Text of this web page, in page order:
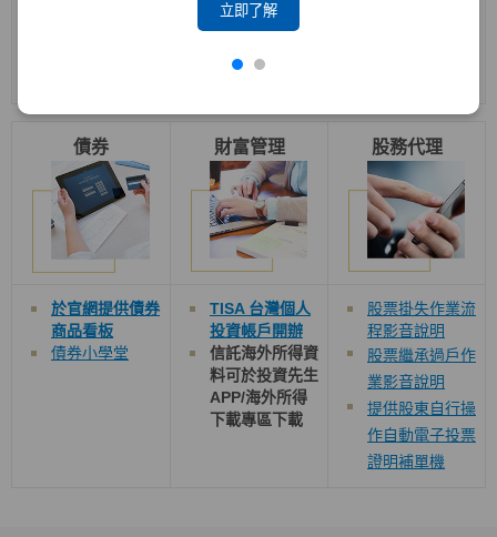
立即了解
訊息公告
債券 財富管理 股務代理
於官網提供債券
商品看板
債券小學堂
TISA 台灣個人
投資帳戶開辦
信託海外所得資
料可於投資先生
APP/海外所得
下載專區下載
股票掛失作業流
程影音說明
股票繼承過戶作
業影音說明
提供股東自行操
作自動電子投票
證明補單機